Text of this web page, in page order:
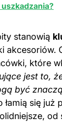
stanowią
akcesoriów.
które
jest to,
być
łamią się już
od